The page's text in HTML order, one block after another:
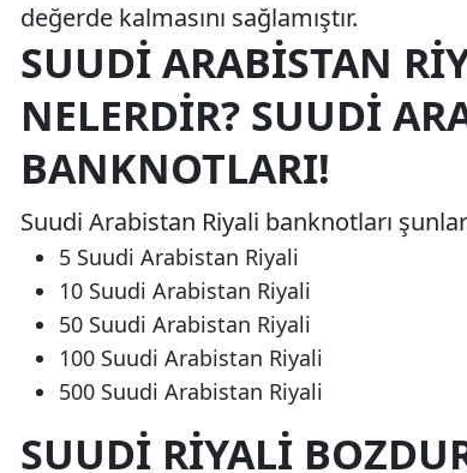
değerde kalmasını sağlamıştır.
SUUDI ARABISTAN
NELERDIR? SUUDI
BANKNOTLARI!
Suudi Arabistan Riyali banknotları
5 Suudi Arabistan Riyali
10 Suudi Arabistan Riyali
50 Suudi Arabistan Riyali
100 Suudi Arabistan Riyali
500 Suudi Arabistan Riyali
SUUDI RIYALI